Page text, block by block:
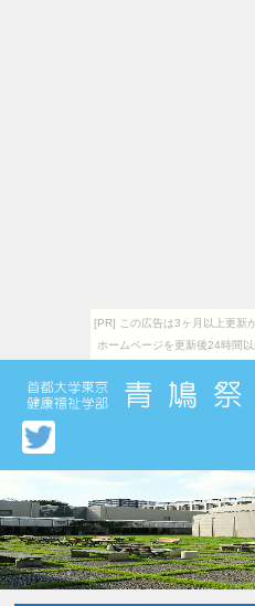
[PR] この広告は3ヶ月以上更新
ホームページを更新後24時間